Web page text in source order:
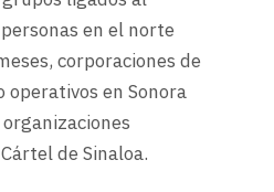
en el norte
corporaciones de
en Sonora
de Sinaloa.